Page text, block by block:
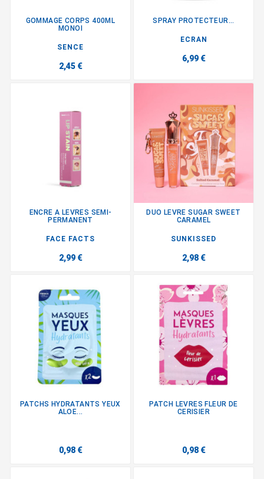
GOMMAGE CORPS 400ML
MONOI
SENCE
2,45 €
SPRAY PROTECTEUR...
ECRAN
6,99 €
ENCRE A LEVRES SEMI-
PERMANENT
FACE FACTS
2,99 €
DUO LEVRE SUGAR SWEET
CARAMEL
SUNKISSED
2,98 €
PATCHS HYDRATANTS YEUX
ALOE...
0,98 €
PATCH LEVRES FLEUR DE
CERISIER
0,98 €